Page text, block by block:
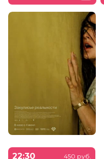
22:30
450 руб.